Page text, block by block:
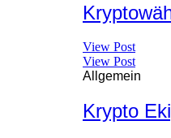
View Post
View Post
Allgemein
Krypto